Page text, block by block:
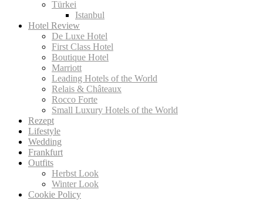
Türkei
Istanbul
Hotel Review
De Luxe Hotel
First Class Hotel
Boutique Hotel
Marriott
Leading Hotels of the World
Relais & Châteaux
Rocco Forte
Small Luxury Hotels of the World
Rezept
Lifestyle
Wedding
Frankfurt
Outfits
Herbst Look
Winter Look
Cookie Policy